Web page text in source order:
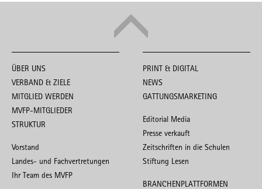
ÜBER UNS
VERBAND & ZIELE
MITGLIED WERDEN
MVFP-MITGLIEDER
STRUKTUR
Vorstand
Landes- und Fachvertretungen
Ihr Team des MVFP
PRINT & DIGITAL
NEWS
GATTUNGSMARKETING
Editorial Media
Presse verkauft
Zeitschriften in die Schulen
Stiftung Lesen
BRANCHENPLATTFORMEN